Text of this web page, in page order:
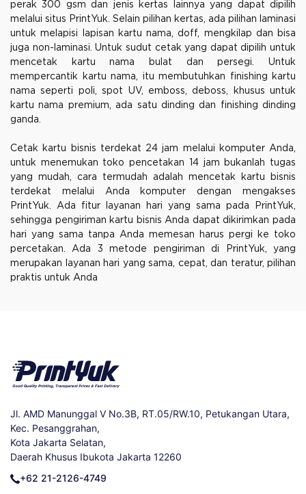
perak 300 gsm dan jenis kertas lainnya yang dapat dipilih
melalui situs PrintYuk. Selain pilihan kertas, ada pilihan laminasi
untuk melapisi lapisan kartu nama, doff, mengkilap dan bisa
juga non-laminasi. Untuk sudut cetak yang dapat dipilih untuk
mencetak kartu nama bulat dan persegi. Untuk
mempercantik kartu nama, itu membutuhkan finishing kartu
nama seperti poli, spot UV, emboss, deboss, khusus untuk
kartu nama premium, ada satu dinding dan finishing dinding
ganda.
Cetak kartu bisnis terdekat 24 jam melalui komputer Anda,
untuk menemukan toko pencetakan 14 jam bukanlah tugas
yang mudah, cara termudah adalah mencetak kartu bisnis
terdekat melalui Anda komputer dengan mengakses
PrintYuk. Ada fitur layanan hari yang sama pada PrintYuk,
sehingga pengiriman kartu bisnis Anda dapat dikirimkan pada
hari yang sama tanpa Anda memesan harus pergi ke toko
percetakan. Ada 3 metode pengiriman di PrintYuk, yang
merupakan layanan hari yang sama, cepat, dan teratur, pilihan
praktis untuk Anda
Jl. AMD Manunggal V No.3B, RT.05/RW.10, Petukangan Utara,
Kec. Pesanggrahan,
Kota Jakarta Selatan,
Daerah Khusus Ibukota Jakarta 12260
+62 21-2126-4749